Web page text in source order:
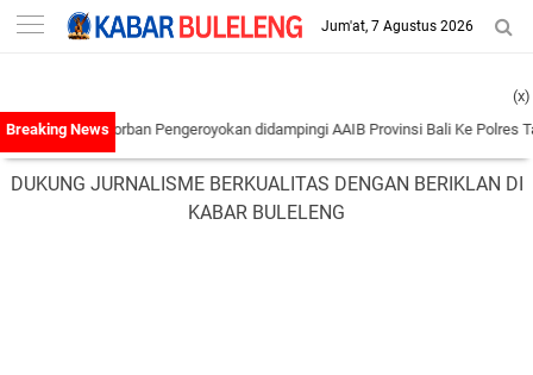
-->
Jum'at, 7 Agustus 2026
Korban Pengeroyokan didampingi AAIB Provinsi Bali Ke Polres Tabanan|
(x)
DUKUNG JURNALISME BERKUALITAS DENGAN BERIKLAN DI
KABAR BULELENG